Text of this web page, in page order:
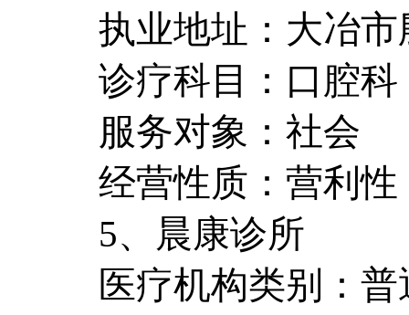
执业地址：大冶
诊疗科目：口腔科
服务对象：社会
经营性质：营利性
5、晨康诊所
医疗机构类别：